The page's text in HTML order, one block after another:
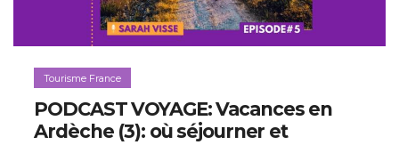
Tourisme France
PODCAST VOYAGE: Vacances en
Ardèche (3): où séjourner et